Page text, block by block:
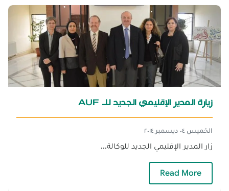
زيارة المدير الإقليمي الجديد للـ AUF
الخميس ٠٤ ديسمبر ٢٠١٤
زار المدير الإقليمي الجديد للوكالة...
Read More